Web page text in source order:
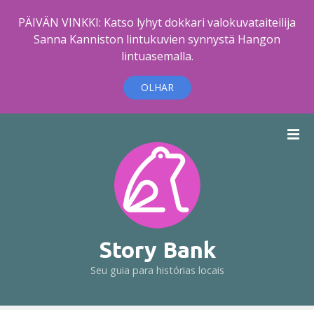
PÄIVÄN VINKKI: Katso lyhyt dokkari valokuvataiteilija
Sanna Kanniston lintukuvien synnystä Hangon
lintuasemalla.
OLHAR
e
Story Bank
Seu guia para histórias locais